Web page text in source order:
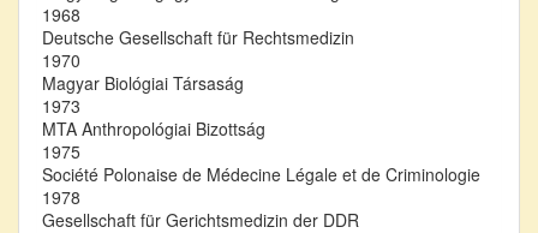
1968
Deutsche Gesellschaft für Rechtsmedizin
1970
Magyar Biológiai Társaság
1973
MTA Anthropológiai Bizottság
1975
Société Polonaise de Médecine Légale et de Criminologie
1978
Gesellschaft für Gerichtsmedizin der DDR